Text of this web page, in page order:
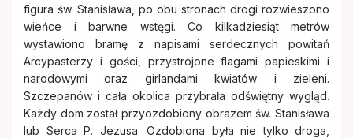
figura św. Stanisława, po obu stronach drogi rozwieszono
wieńce i barwne wstęgi. Co kilkadziesiąt metrów
wystawiono bramę z napisami serdecznych powitań
Arcypasterzy i gości, przystrojone flagami papieskimi i
narodowymi oraz girlandami kwiatów i zieleni.
Szczepanów i cała okolica przybrała odświętny wygląd.
Każdy dom został przyozdobiony obrazem św. Stanisława
lub Serca P. Jezusa. Ozdobiona była nie tylko droga,